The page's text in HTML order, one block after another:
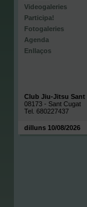
Videogaleries
Participa!
Fotogaleries
Agenda
Enllaços
Club Jiu-Jitsu Sant
08173 - Sant Cugat
Tel. 680227437
dilluns 10/08/2026